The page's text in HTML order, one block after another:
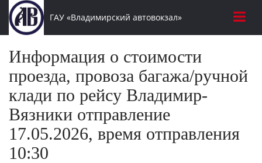
ГАУ «Владимирский автовокзал»
Информация о стоимости
проезда, провоза багажа/ручной
клади по рейсу Владимир-
Вязники отправление
17.05.2026, время отправления
10:30